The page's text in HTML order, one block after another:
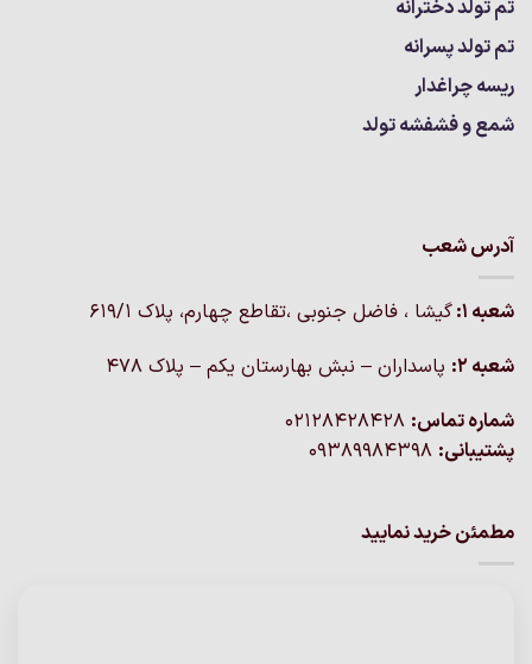
تم تولد دخترانه
تم تولد پسرانه
ریسه چراغدار
شمع و فشفشه تولد
آدرس شعب
شعبه 1:
گيشا ، فاضل جنوبی ،تقاطع چهارم، پلاک 619/1
شعبه 2:
پاسداران – نبش بهارستان یکم – پلاک ۴۷۸
شماره تماس:
پشتیبانی:
مطمئن خرید نمایید